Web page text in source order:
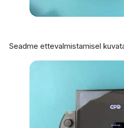
Seadme ettevalmistamisel